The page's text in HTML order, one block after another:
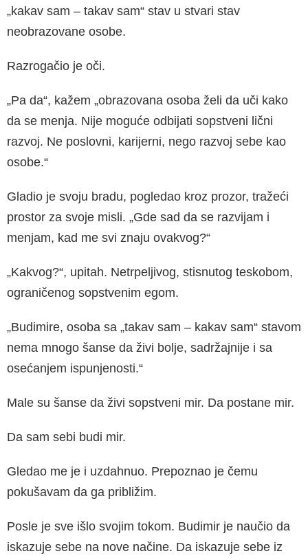
„kakav sam – takav sam“ stav u stvari stav
neobrazovane osobe.
Razrogačio je oči.
„Pa da“, kažem „obrazovana osoba želi da uči kako
da se menja. Nije moguće odbijati sopstveni lični
razvoj. Ne poslovni, karijerni, nego razvoj sebe kao
osobe.“
Gladio je svoju bradu, pogledao kroz prozor, tražeći
prostor za svoje misli. „Gde sad da se razvijam i
menjam, kad me svi znaju ovakvog?“
„Kakvog?“, upitah. Netrpeljivog, stisnutog teskobom,
ograničenog sopstvenim egom.
„Budimire, osoba sa „takav sam – kakav sam“ stavom
nema mnogo šanse da živi bolje, sadržajnije i sa
osećanjem ispunjenosti.“
Male su šanse da živi sopstveni mir. Da postane mir.
Da sam sebi budi mir.
Gledao me je i uzdahnuo. Prepoznao je čemu
pokušavam da ga približim.
Posle je sve išlo svojim tokom. Budimir je naučio da
iskazuje sebe na nove načine. Da iskazuje sebe iz